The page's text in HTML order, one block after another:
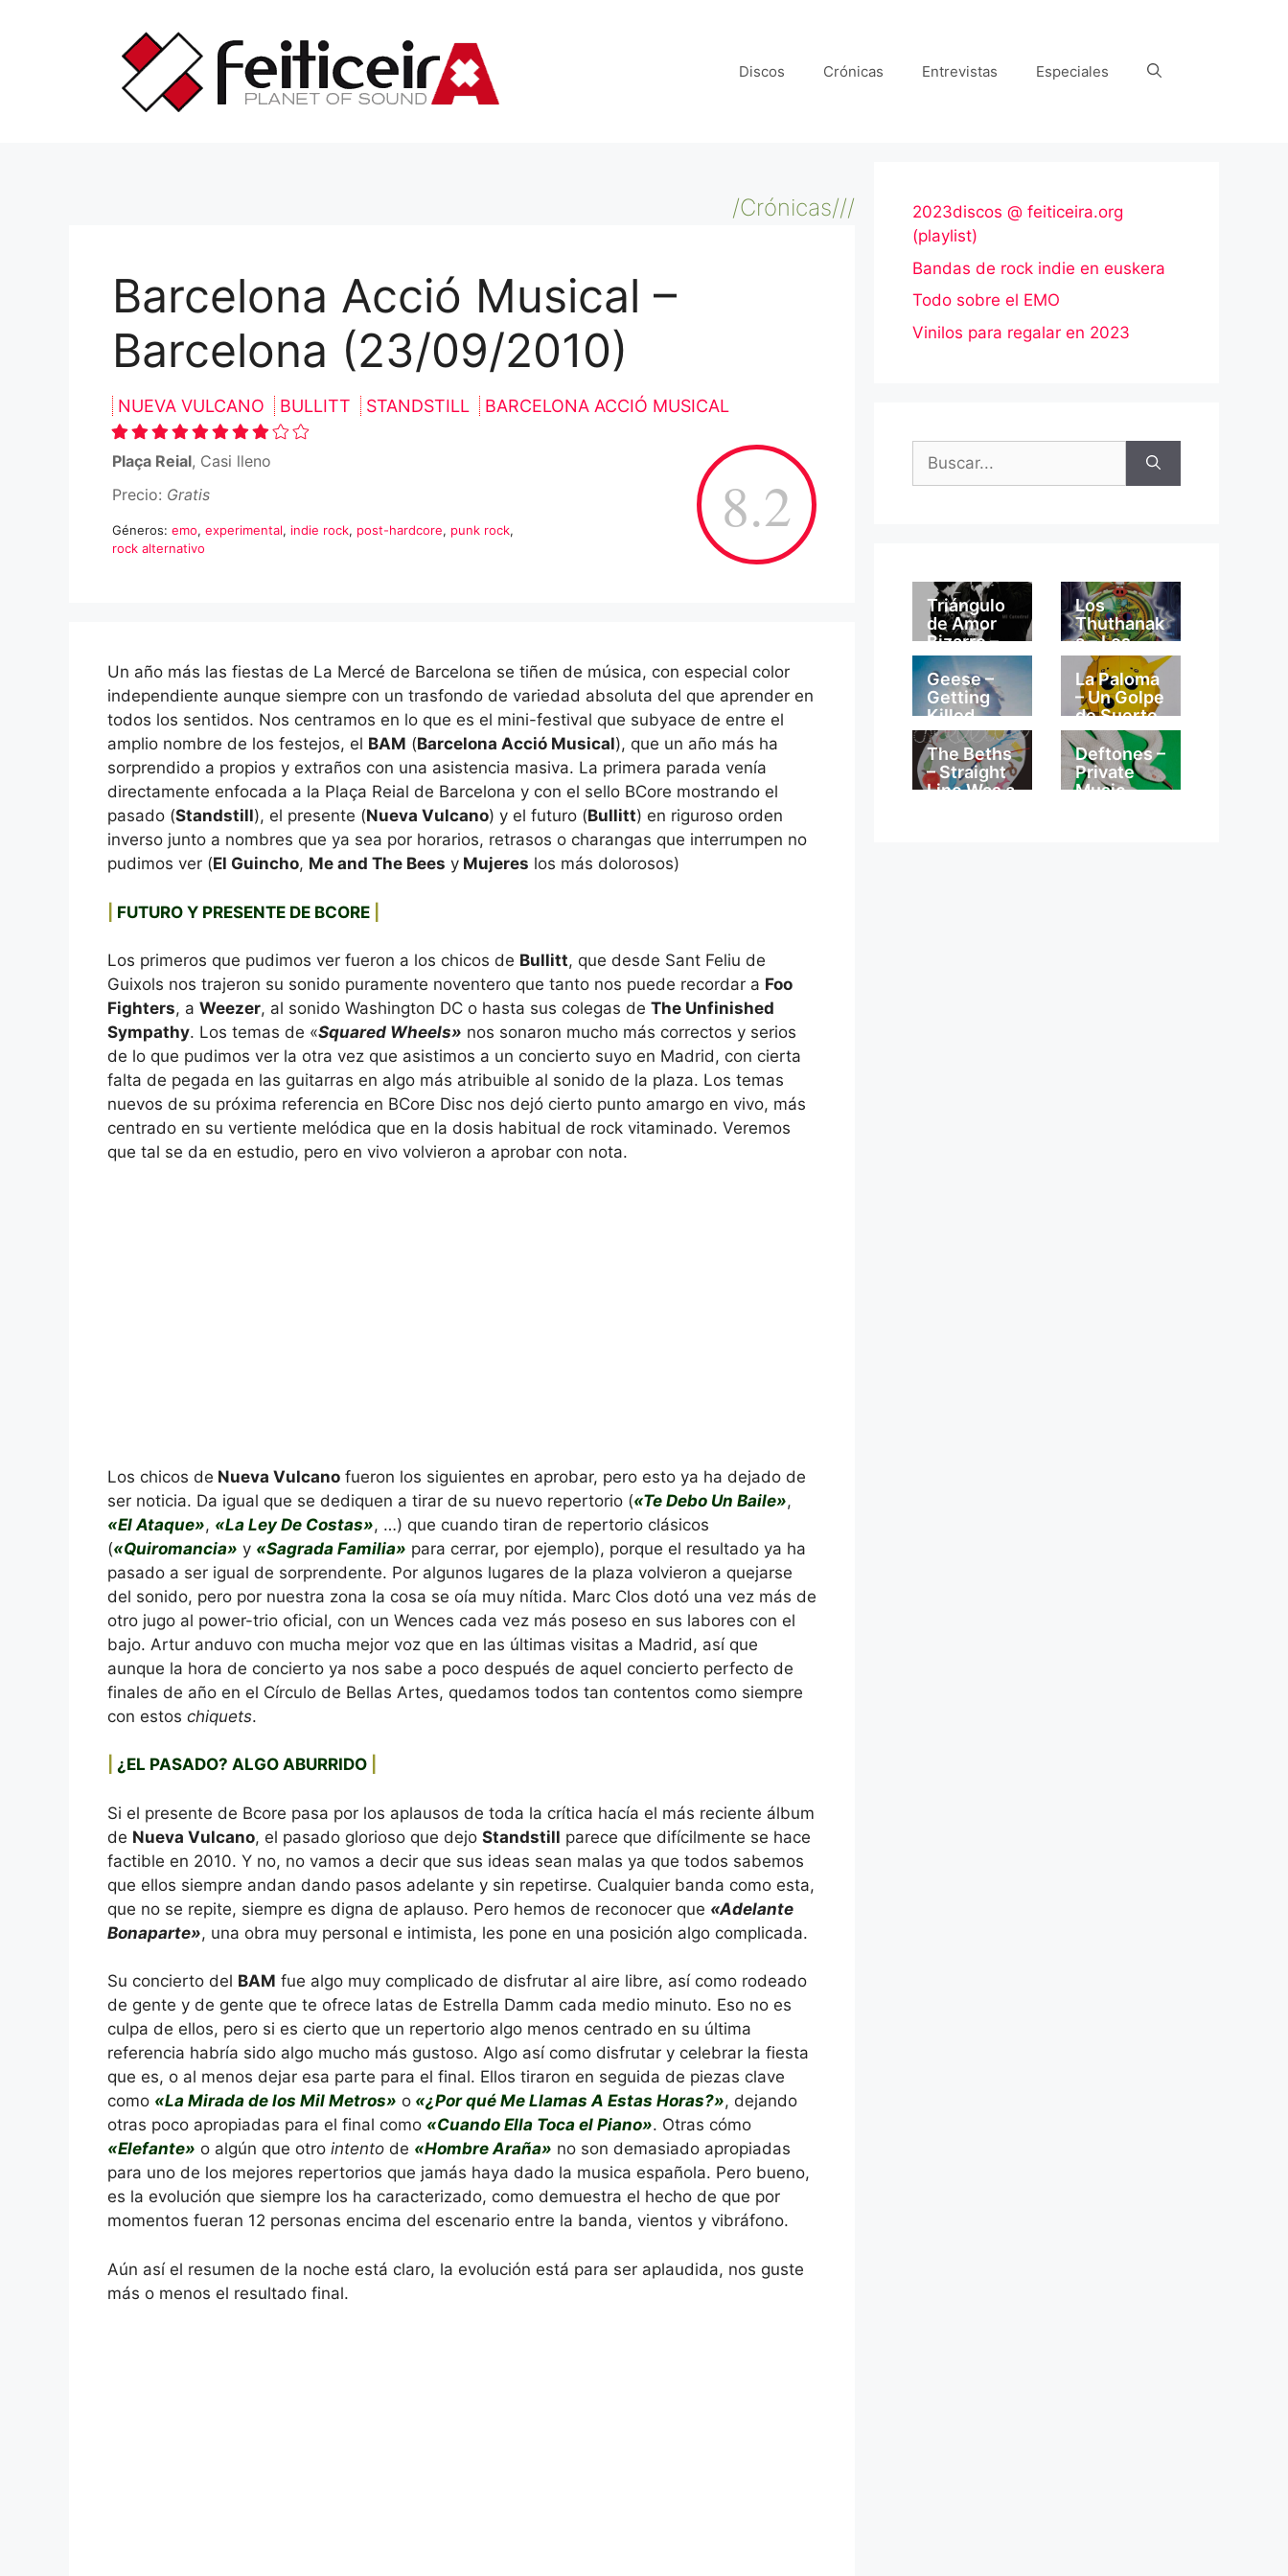
Discos Crónicas Entrevistas Especiales
/Crónicas///
Barcelona Acció Musical –
Barcelona (23/09/2010)
NUEVA VULCANO BULLITT STANDSTILL BARCELONA ACCIÓ MUSICAL
8.2
Plaça Reial, Casi lleno
Precio: Gratis
Géneros: emo, experimental, indie rock, post-hardcore, punk rock,
rock alternativo
Un año más las fiestas de La Mercé de Barcelona se tiñen de música, con especial color
independiente aunque siempre con un trasfondo de variedad absoluta del que aprender en
todos los sentidos. Nos centramos en lo que es el mini-festival que subyace de entre el
amplio nombre de los festejos, el BAM (Barcelona Acció Musical), que un año más ha
sorprendido a propios y extraños con una asistencia masiva. La primera parada venía
directamente enfocada a la Plaça Reial de Barcelona y con el sello BCore mostrando el
pasado (Standstill), el presente (Nueva Vulcano) y el futuro (Bullitt) en riguroso orden
inverso junto a nombres que ya sea por horarios, retrasos o charangas que interrumpen no
pudimos ver (El Guincho, Me and The Bees y Mujeres los más dolorosos)
FUTURO Y PRESENTE DE BCORE
Los primeros que pudimos ver fueron a los chicos de Bullitt, que desde Sant Feliu de
Guixols nos trajeron su sonido puramente noventero que tanto nos puede recordar a Foo
Fighters, a Weezer, al sonido Washington DC o hasta sus colegas de The Unfinished
Sympathy. Los temas de «Squared Wheels» nos sonaron mucho más correctos y serios
de lo que pudimos ver la otra vez que asistimos a un concierto suyo en Madrid, con cierta
falta de pegada en las guitarras en algo más atribuible al sonido de la plaza. Los temas
nuevos de su próxima referencia en BCore Disc nos dejó cierto punto amargo en vivo, más
centrado en su vertiente melódica que en la dosis habitual de rock vitaminado. Veremos
que tal se da en estudio, pero en vivo volvieron a aprobar con nota.
Los chicos de Nueva Vulcano fueron los siguientes en aprobar, pero esto ya ha dejado de
ser noticia. Da igual que se dediquen a tirar de su nuevo repertorio («Te Debo Un Baile»,
«El Ataque», «La Ley De Costas», …) que cuando tiran de repertorio clásicos
(«Quiromancia» y «Sagrada Familia» para cerrar, por ejemplo), porque el resultado ya ha
pasado a ser igual de sorprendente. Por algunos lugares de la plaza volvieron a quejarse
del sonido, pero por nuestra zona la cosa se oía muy nítida. Marc Clos dotó una vez más de
otro jugo al power-trio oficial, con un Wences cada vez más poseso en sus labores con el
bajo. Artur anduvo con mucha mejor voz que en las últimas visitas a Madrid, así que
aunque la hora de concierto ya nos sabe a poco después de aquel concierto perfecto de
finales de año en el Círculo de Bellas Artes, quedamos todos tan contentos como siempre
con estos chiquets.
¿EL PASADO? ALGO ABURRIDO
Si el presente de Bcore pasa por los aplausos de toda la crítica hacía el más reciente álbum
de Nueva Vulcano, el pasado glorioso que dejo Standstill parece que difícilmente se hace
factible en 2010. Y no, no vamos a decir que sus ideas sean malas ya que todos sabemos
que ellos siempre andan dando pasos adelante y sin repetirse. Cualquier banda como esta,
que no se repite, siempre es digna de aplauso. Pero hemos de reconocer que «Adelante
Bonaparte», una obra muy personal e intimista, les pone en una posición algo complicada.
Su concierto del BAM fue algo muy complicado de disfrutar al aire libre, así como rodeado
de gente y de gente que te ofrece latas de Estrella Damm cada medio minuto. Eso no es
culpa de ellos, pero si es cierto que un repertorio algo menos centrado en su última
referencia habría sido algo mucho más gustoso. Algo así como disfrutar y celebrar la fiesta
que es, o al menos dejar esa parte para el final. Ellos tiraron en seguida de piezas clave
como «La Mirada de los Mil Metros» o «¿Por qué Me Llamas A Estas Horas?», dejando
otras poco apropiadas para el final como «Cuando Ella Toca el Piano». Otras cómo
«Elefante» o algún que otro intento de «Hombre Araña» no son demasiado apropiadas
para uno de los mejores repertorios que jamás haya dado la musica española. Pero bueno,
es la evolución que siempre los ha caracterizado, como demuestra el hecho de que por
momentos fueran 12 personas encima del escenario entre la banda, vientos y vibráfono.
Aún así el resumen de la noche está claro, la evolución está para ser aplaudida, nos guste
más o menos el resultado final.
2023discos @ feiticeira.org
(playlist)
Bandas de rock indie en euskera
Todo sobre el EMO
Vinilos para regalar en 2023
Triángulo
de Amor
Bizarro –
Mi
Catedral
Los
Thuthanak
a – Los
Thuthanak
a
Geese –
Getting
Killed
La Paloma
– Un Golpe
de Suerte
The Beths
– Straight
Line Was a
Deftones –
Private
Music